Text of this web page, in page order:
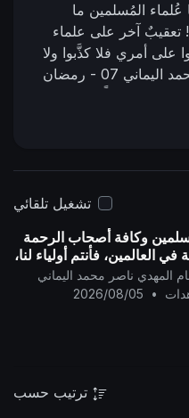
عُلماء المُسلمين ما
تعقيبٌ آخر على علماء
على أمري فلا كذَّبوا ولا
اليماني
07 - رمضان
تشغيل تلقائي
وكافة أصحاب الرحمة
في العالمين، فأنتم أولياء لنا،
(دونالد ترامب) عدو
المهدي ناصر محمد اليماني
•
2026/08/05
ترتيب حسب